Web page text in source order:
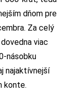
dňom pre
Za celý
viac
násobku
najaktívnejší
konte.